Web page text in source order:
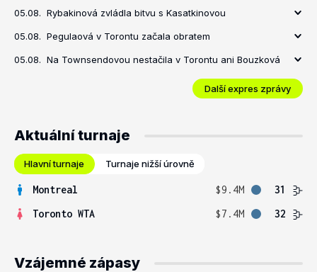
05.08. Rybakinová zvládla bitvu s Kasatkinovou
05.08. Pegulaová v Torontu začala obratem
05.08. Na Townsendovou nestačila v Torontu ani Bouzková
Další expres zprávy
Aktuální turnaje
Hlavní turnaje Turnaje nižší úrovně
Montreal $9.4M
31
Toronto WTA
$7.4M 32
Vzájemné zápasy